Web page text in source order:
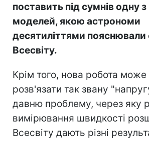
поставить під сумнів одну
моделей, якою астрономи
десятиліттями
Всесвіту.
Крім того, нова робота
розв'язати так звану
давню проблему, через яку
вимірювання швидкості
Всесвіту дають різні